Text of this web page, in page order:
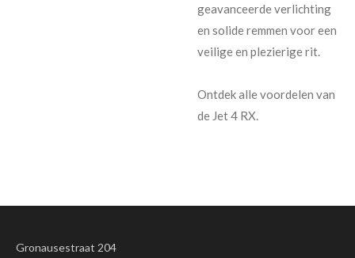
geavanceerde verlichting
en solide remmen voor een
veilige en plezierige rit.
Ontdek alle voordelen van
de Jet 4 RX.
Gronausestraat 204